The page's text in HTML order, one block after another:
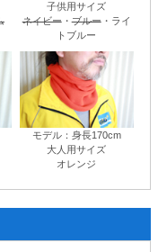
子供用サイズ
ネイビー・ブルー・ライ
トブルー
モデル：身長170cm
大人用サイズ
オレンジ